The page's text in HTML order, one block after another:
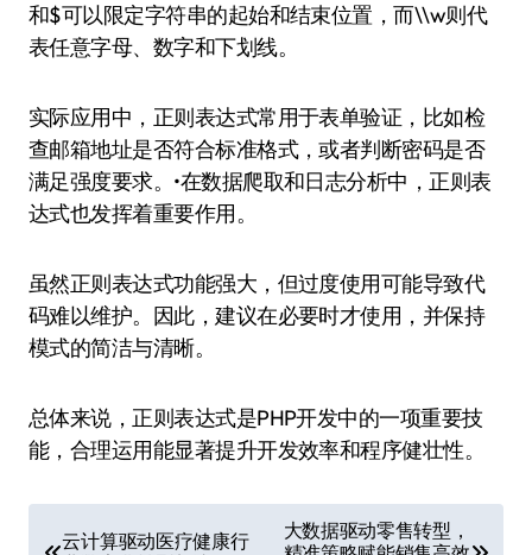
和$可以限定字符串的起始和结束位置，而\\w则代
表任意字母、数字和下划线。
实际应用中，正则表达式常用于表单验证，比如检
查邮箱地址是否符合标准格式，或者判断密码是否
满足强度要求。•在数据爬取和日志分析中，正则表
达式也发挥着重要作用。
虽然正则表达式功能强大，但过度使用可能导致代
码难以维护。因此，建议在必要时才使用，并保持
模式的简洁与清晰。
总体来说，正则表达式是PHP开发中的一项重要技
能，合理运用能显著提升开发效率和程序健壮性。
云计算驱动医疗健康行
大数据驱动零售转型，